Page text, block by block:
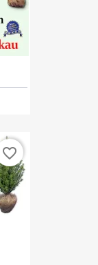
favorite_border